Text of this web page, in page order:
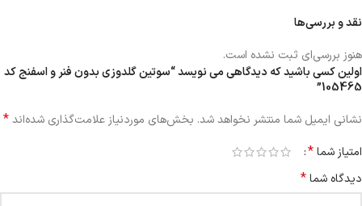
نقد و بررسی‌ها
هنوز بررسی‌ای ثبت نشده است.
اولین کسی باشید که دیدگاهی می نویسد “سوتین گلدوزی بدون فنر و اسفنج کد
105465”
نشانی ایمیل شما منتشر نخواهد شد. بخش‌های موردنیاز علامت‌گذاری شده‌اند*
امتیاز شما*
دیدگاه شما*